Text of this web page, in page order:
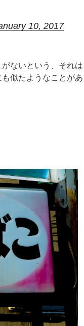
10, 2017
ないという、それは
似たようなことがあ